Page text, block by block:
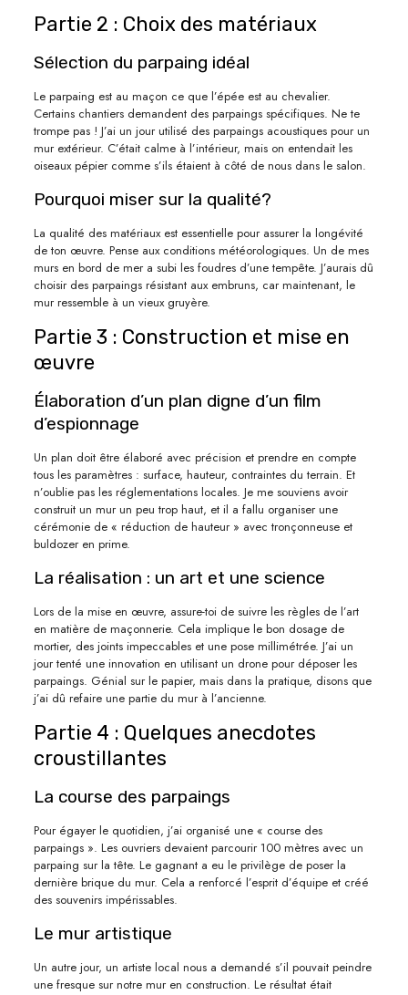
Partie 2 : Choix des matériaux
Sélection du parpaing idéal
Le parpaing est au maçon ce que l’épée est au chevalier.
Certains chantiers demandent des parpaings spécifiques. Ne te
trompe pas ! J’ai un jour utilisé des parpaings acoustiques pour un
mur extérieur. C’était calme à l’intérieur, mais on entendait les
oiseaux pépier comme s’ils étaient à côté de nous dans le salon.
Pourquoi miser sur la qualité?
La qualité des matériaux est essentielle pour assurer la longévité
de ton œuvre. Pense aux conditions météorologiques. Un de mes
murs en bord de mer a subi les foudres d’une tempête. J’aurais dû
choisir des parpaings résistant aux embruns, car maintenant, le
mur ressemble à un vieux gruyère.
Partie 3 : Construction et mise en
œuvre
Élaboration d’un plan digne d’un film
d’espionnage
Un plan doit être élaboré avec précision et prendre en compte
tous les paramètres : surface, hauteur, contraintes du terrain. Et
n’oublie pas les réglementations locales. Je me souviens avoir
construit un mur un peu trop haut, et il a fallu organiser une
cérémonie de « réduction de hauteur » avec tronçonneuse et
buldozer en prime.
La réalisation : un art et une science
Lors de la mise en œuvre, assure-toi de suivre les règles de l’art
en matière de maçonnerie. Cela implique le bon dosage de
mortier, des joints impeccables et une pose millimétrée. J’ai un
jour tenté une innovation en utilisant un drone pour déposer les
parpaings. Génial sur le papier, mais dans la pratique, disons que
j’ai dû refaire une partie du mur à l’ancienne.
Partie 4 : Quelques anecdotes
croustillantes
La course des parpaings
Pour égayer le quotidien, j’ai organisé une « course des
parpaings ». Les ouvriers devaient parcourir 100 mètres avec un
parpaing sur la tête. Le gagnant a eu le privilège de poser la
dernière brique du mur. Cela a renforcé l’esprit d’équipe et créé
des souvenirs impérissables.
Le mur artistique
Un autre jour, un artiste local nous a demandé s’il pouvait peindre
une fresque sur notre mur en construction. Le résultat était